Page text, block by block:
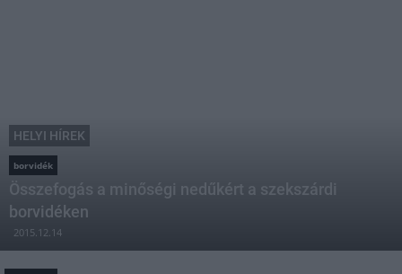
HELYI HÍREK
borvidék
Összefogás a minőségi nedűkért a szekszárdi
borvidéken
2015.12.14